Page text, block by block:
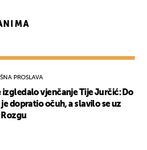
PROSLAVA
izgledalo vjenčanje Tije Jurčić: Do
dopratio očuh, a slavilo se uz